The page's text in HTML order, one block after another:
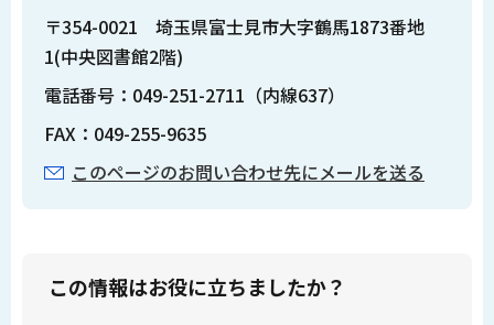
〒354-0021 埼玉県富士見市大字鶴馬1873番地
1(中央図書館2階)
電話番号：049-251-2711（内線637）
FAX：049-255-9635
このページのお問い合わせ先にメールを送る
この情報はお役に立ちましたか？